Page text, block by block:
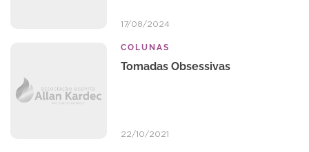
17/08/2024
COLUNAS
Tomadas Obsessivas
22/10/2021